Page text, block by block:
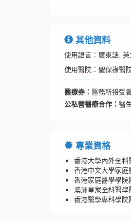
其他資料
使用語言：廣東話,
使用醫院：聖保祿醫
醫療券： 醫務所接受
公私營醫療合作： 醫
專業資格
香港大學內外全
香港中文大學家
香港家庭醫學學
澳洲皇家全科醫
香港醫學專科學